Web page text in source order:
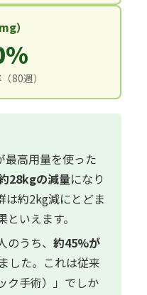
）
80週）
最高用量を使った
28kgの減量になり
は約2kg減にとどま
いえます。
うち、 約45%が
した。これは従来
ク手術）」でしか